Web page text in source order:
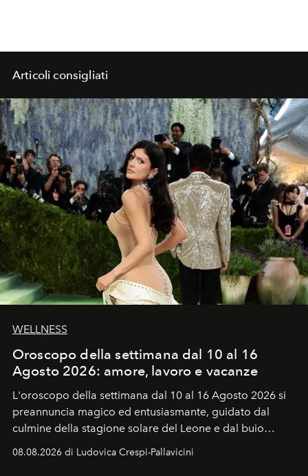
Articoli consigliati
WELLNESS
Oroscopo della settimana dal 10 al 16
Agosto 2026: amore, lavoro e vacanze
L'oroscopo della settimana dal 10 al 16 Agosto 2026 si
preannuncia magico ed entusiasmante, guidato dal
culmine della stagione solare del Leone e dal buio
favorevole della Luna nuova in Leone del 12 agosto,
ideale per la notte delle Perseidi.
08.08.2026 di Ludovica Crespi-Pallavicini